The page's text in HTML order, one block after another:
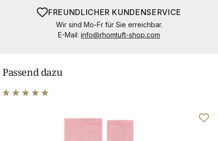
FREUNDLICHER KUNDENSERVICE
Wir sind Mo-Fr für Sie erreichbar.
E-Mail: info@rhomtuft-shop.com
Passend dazu